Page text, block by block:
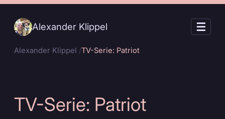
Alexander Klippel ☰
Alexander Klippel TV-Serie: Patriot
TV-Serie: Patriot